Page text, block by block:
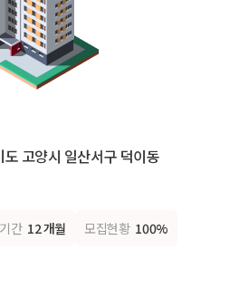
고양시 일산서구 덕이동
간 12 개월 모집현황 100%